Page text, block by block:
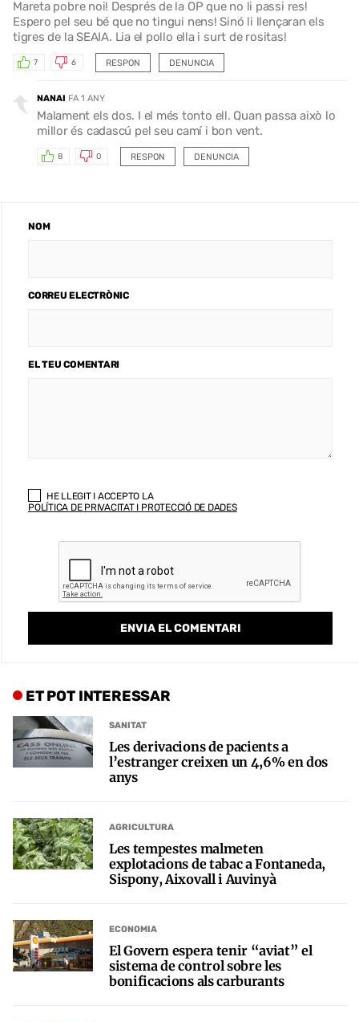
Mareta pobre noi! Després de la OP que no li passi res!
Espero pel seu bé que no tingui nens! Sinó li llençaran els
tigres de la SEAIA. Lia el pollo ella i surt de rositas!
RESPON
7 6 DENUNCIA
NANAI FA 1 ANY
Malament els dos. I el més tonto ell. Quan passa això lo
millor és cadascú pel seu camí i bon vent.
RESPON
8 0 DENUNCIA
NOM
CORREU ELECTRÒNIC
EL TEU COMENTARI
HE LLEGIT I ACCEPTO LA
POLÍTICA DE PRIVACITAT I PROTECCIÓ DE DADES
ET POT INTERESSAR
SANITAT
Les derivacions de pacients a
l’estranger creixen un 4,6% en dos
anys
AGRICULTURA
Les tempestes malmeten
explotacions de tabac a Fontaneda,
Sispony, Aixovall i Auvinyà
ECONOMIA
El Govern espera tenir “aviat” el
sistema de control sobre les
bonificacions als carburants